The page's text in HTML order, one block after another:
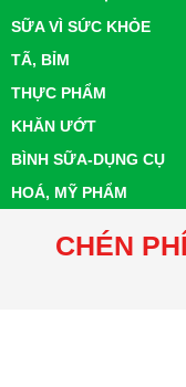
SỮA VÌ SỨC KHỎE
TÃ, BỈM
THỰC PHẨM
KHĂN ƯỚT
BÌNH SỮA-DỤNG CỤ
HOÁ, MỸ PHẨM
CHÉN